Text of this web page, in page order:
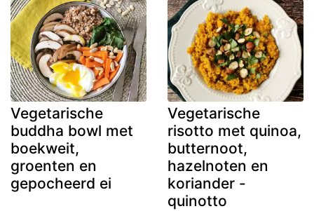
Vegetarische
buddha bowl met
boekweit,
groenten en
gepocheerd ei
Vegetarische
risotto met quinoa,
butternoot,
hazelnoten en
koriander -
quinotto